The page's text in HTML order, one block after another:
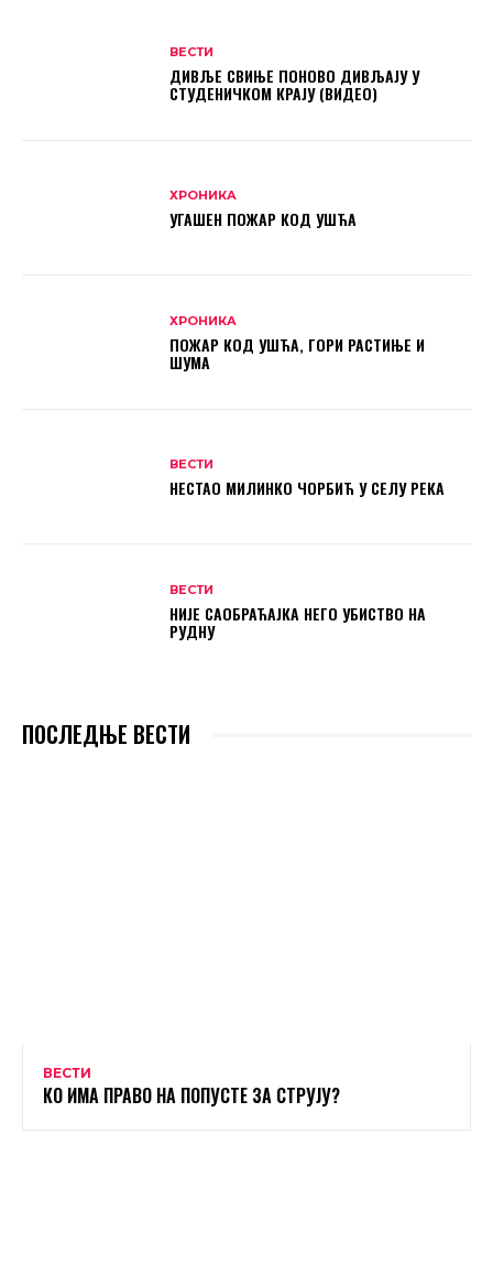
ВЕСТИ
ДИВЉЕ СВИЊЕ ПОНОВО ДИВЉАЈУ У
СТУДЕНИЧКОМ КРАЈУ (ВИДЕО)
ХРОНИКА
УГАШЕН ПОЖАР КОД УШЋА
ХРОНИКА
ПОЖАР КОД УШЋА, ГОРИ РАСТИЊЕ И
ШУМА
ВЕСТИ
НЕСТАО МИЛИНКО ЧОРБИЋ У СЕЛУ РЕКА
ВЕСТИ
НИЈЕ САОБРАЋАЈКА НЕГО УБИСТВО НА
РУДНУ
ПОСЛЕДЊЕ ВЕСТИ
ВЕСТИ
КО ИМА ПРАВО НА ПОПУСТЕ ЗА СТРУЈУ?